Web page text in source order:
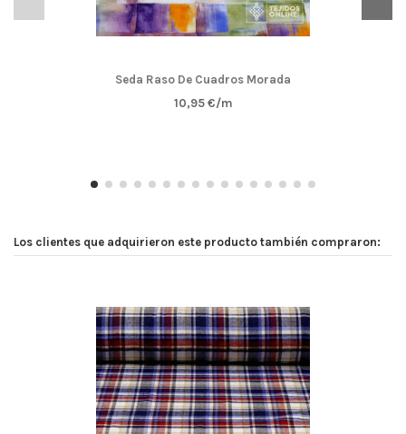
Seda Raso De Cuadros Morada
10,95 €/m
Los clientes que adquirieron este producto también compraron: